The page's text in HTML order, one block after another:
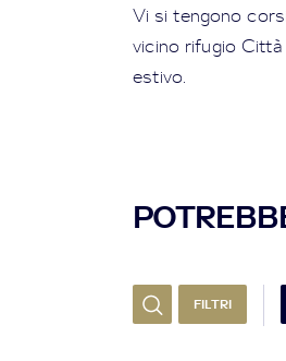
Vi si tengono
vicino rifugio Città
estivo.
FILTRI